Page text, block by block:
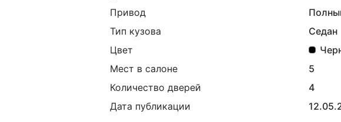
Привод
Тип кузова
Седан
Цвет
Мест в салоне
5
Количество дверей
4
Дата публикации